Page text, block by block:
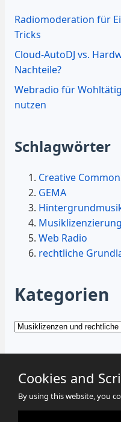
Radiomoderation für
Tricks
Cloud-AutoDJ vs.
Nachteile?
Webradio für
nutzen
Schlagwörter
Creative
GEMA
Musiklizenzierung
Web Radio
rechtliche
Kategorien
Kategorien
Cookies
Cookies and
By using this website, you